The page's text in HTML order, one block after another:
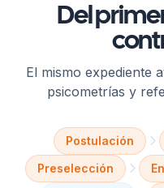
Del
El mismo expediente
psicometrías y
Postulación
Preselección